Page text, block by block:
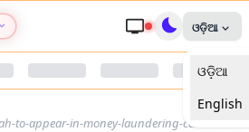
Nari Shakti
ଓଡ଼ିଆ
ଓଡ଼ିଆ
English
to-appear-in-money-laundering-case